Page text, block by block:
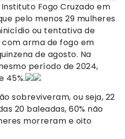
Fogo Cruzado em
pelo menos 29 mulheres
ou tentativa de
arma de fogo em
de agosto. Na
período de 2024,
45%.
sobreviveram, ou seja, 22
20 baleadas, 60% não
morreram e oito